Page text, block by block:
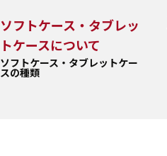
ソフトケース・タブレッ
トケースについて
ソフトケース・タブレットケー
スの種類